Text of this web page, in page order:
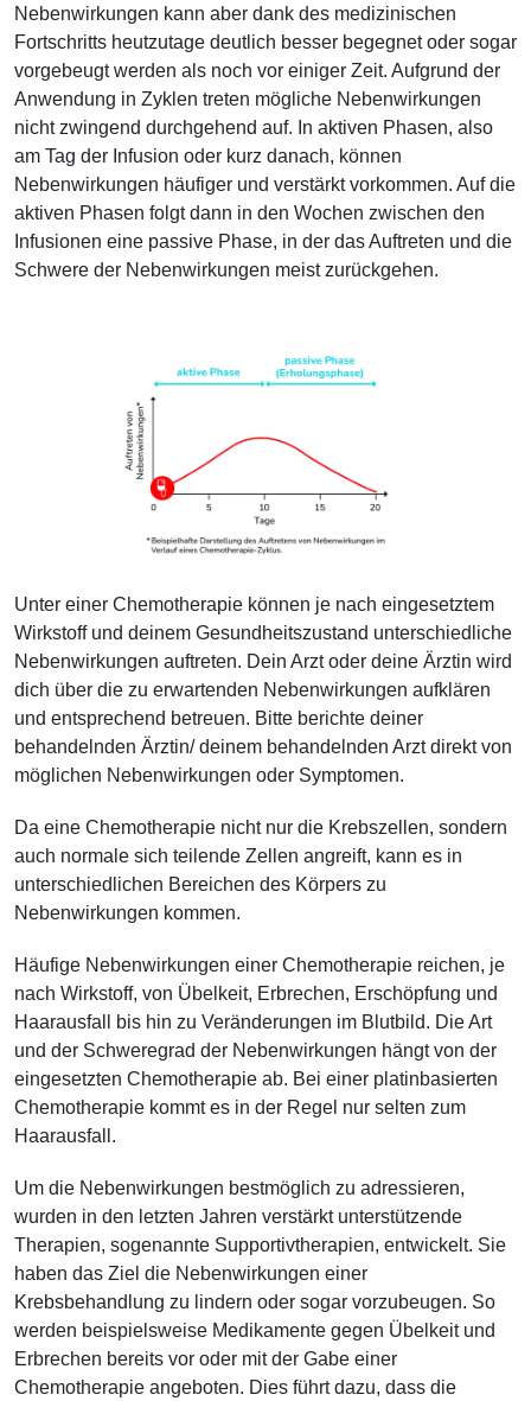
Nebenwirkungen kann aber dank des medizinischen
Fortschritts heutzutage deutlich besser begegnet oder sogar
vorgebeugt werden als noch vor einiger Zeit. Aufgrund der
Anwendung in Zyklen treten mögliche Nebenwirkungen
nicht zwingend durchgehend auf. In aktiven Phasen, also
am Tag der Infusion oder kurz danach, können
Nebenwirkungen häufiger und verstärkt vorkommen. Auf die
aktiven Phasen folgt dann in den Wochen zwischen den
Infusionen eine passive Phase, in der das Auftreten und die
Schwere der Nebenwirkungen meist zurückgehen.
Unter einer Chemotherapie können je nach eingesetztem
Wirkstoff und deinem Gesundheitszustand unterschiedliche
Nebenwirkungen auftreten. Dein Arzt oder deine Ärztin wird
dich über die zu erwartenden Nebenwirkungen aufklären
und entsprechend betreuen. Bitte berichte deiner
behandelnden Ärztin/ deinem behandelnden Arzt direkt von
möglichen Nebenwirkungen oder Symptomen.
Da eine Chemotherapie nicht nur die Krebszellen, sondern
auch normale sich teilende Zellen angreift, kann es in
unterschiedlichen Bereichen des Körpers zu
Nebenwirkungen kommen.
Häufige Nebenwirkungen einer Chemotherapie reichen, je
nach Wirkstoff, von Übelkeit, Erbrechen, Erschöpfung und
Haarausfall bis hin zu Veränderungen im Blutbild. Die Art
und der Schweregrad der Nebenwirkungen hängt von der
eingesetzten Chemotherapie ab. Bei einer platinbasierten
Chemotherapie kommt es in der Regel nur selten zum
Haarausfall.
Um die Nebenwirkungen bestmöglich zu adressieren,
wurden in den letzten Jahren verstärkt unterstützende
Therapien, sogenannte Supportivtherapien, entwickelt. Sie
haben das Ziel die Nebenwirkungen einer
Krebsbehandlung zu lindern oder sogar vorzubeugen. So
werden beispielsweise Medikamente gegen Übelkeit und
Erbrechen bereits vor oder mit der Gabe einer
Chemotherapie angeboten. Dies führt dazu, dass die